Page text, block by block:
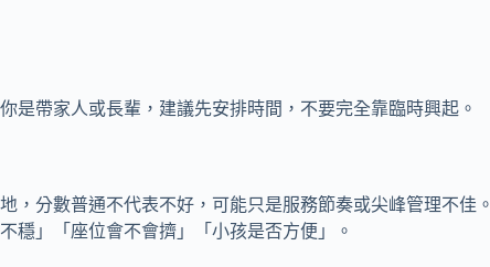
是帶家人或長輩，建議先安排時間，不要完全靠臨時興起。
，分數普通不代表不好，可能只是服務節奏或尖峰管理不佳。
穩」「座位會不會擠」「小孩是否方便」。